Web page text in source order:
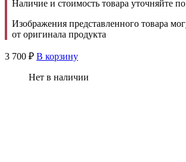
Наличие и стоимость товара уточняйте по
Изображения представленного товара
от оригинала продукта
3 700 ₽ В корзину
Нет в наличии